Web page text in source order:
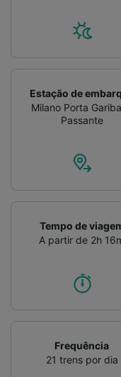
Estação de
Milano Porta
Passante
Tempo de
A partir de 2h
Frequência
21 trens por dia
dispositivo
acessar
Publicidade e
medição de
Lista de